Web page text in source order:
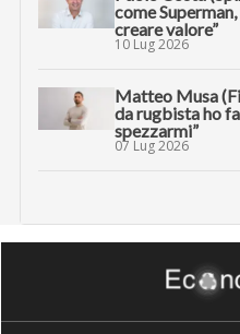
come
creare valore”
10 Lug 2026
Matteo Musa
da rugbista ho
spezzarmi”
07 Lug 2026